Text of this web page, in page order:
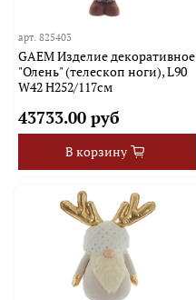
арт.825403
GAEM Изделие декоративное
"Олень" (телескоп ноги), L90
W42 H252/117см
43733.00 руб
В корзину